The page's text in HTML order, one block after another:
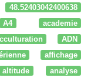
48.52403042400638
A4
academie
ADN
affichage
altitude
analyse